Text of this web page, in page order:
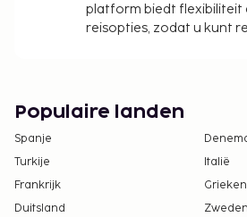
platform biedt flexibiliteit
reisopties, zodat u kunt
Populaire landen
Spanje
Turkije
Italië
Frankrijk
Duitsland
Zweden